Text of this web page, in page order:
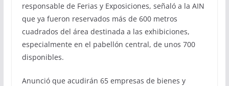
responsable de Ferias y Exposiciones, señaló a la AIN
que ya fueron reservados más de 600 metros
cuadrados del área destinada a las exhibiciones,
especialmente en el pabellón central, de unos 700
disponibles.
Anunció que acudirán 65 empresas de bienes y